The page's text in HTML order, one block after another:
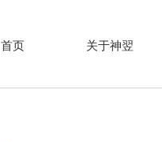
首页 关于神翌